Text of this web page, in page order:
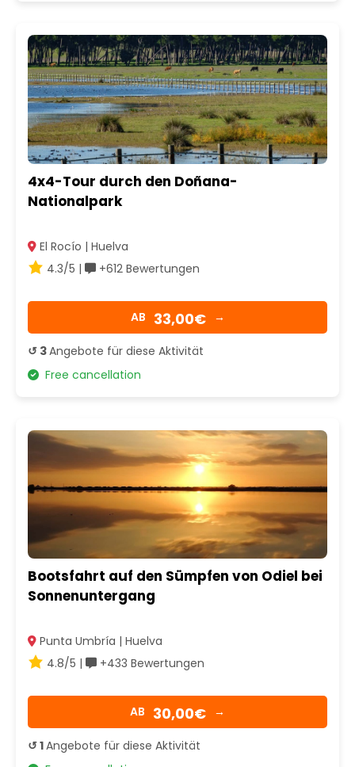
4x4-Tour durch den Doñana-
Nationalpark
El Rocío | Huelva
4.3/5 |
+612 Bewertungen
AB 33,00€ →
↺ 3Angebote für diese Aktivität
Free cancellation
Bootsfahrt auf den Sümpfen von Odiel bei
Sonnenuntergang
Punta Umbría | Huelva
4.8/5 |
+433 Bewertungen
AB 30,00€ →
↺ 1Angebote für diese Aktivität